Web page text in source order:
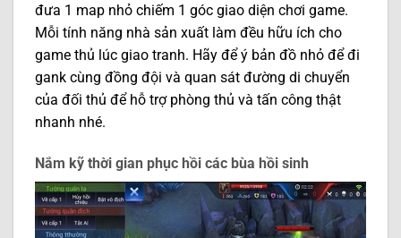
đưa 1 map nhỏ chiếm 1 góc giao diện chơi game.
Mỗi tính năng nhà sản xuất làm đều hữu ích cho
game thủ lúc giao tranh. Hãy để ý bản đồ nhỏ để đi
gank cùng đồng đội và quan sát đường di chuyển
của đối thủ để hỗ trợ phòng thủ và tấn công thật
nhanh nhé.
Nắm kỹ thời gian phục hồi các bùa hồi sinh